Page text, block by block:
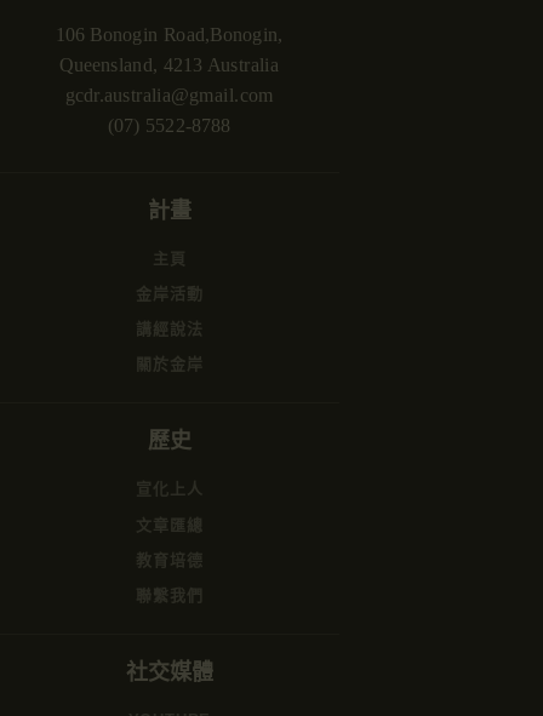
106 Bonogin Road,Bonogin,
Queensland, 4213 Australia
gcdr.australia@gmail.com
(07) 5522-8788
計畫
主頁
金岸活動
講經說法
關於金岸
歷史
宣化上人
文章匯總
教育培德
聯繫我們
社交媒體